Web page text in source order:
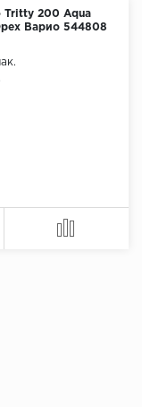
Tritty 200 Aqua
Варио 544808